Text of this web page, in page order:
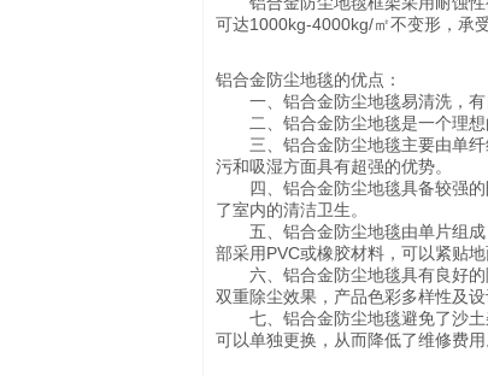
可达1000kg-4000kg/㎡不变形，承
铝合金防尘地毯的优点：
一、铝合金防尘地毯易清洗，有
二、铝合金防尘地毯是一个理想
三、铝合金防尘地毯主要由单纤
污和吸湿方面具有超强的优势。
四、铝合金防尘地毯具备较强的
了室内的清洁卫生。
五、铝合金防尘地毯由单片组成
部采用PVC或橡胶材料，可以紧贴地
六、铝合金防尘地毯具有良好的
双重除尘效果，产品色彩多样性及
七、铝合金防尘地毯避免了沙土
可以单独更换，从而降低了维修费用